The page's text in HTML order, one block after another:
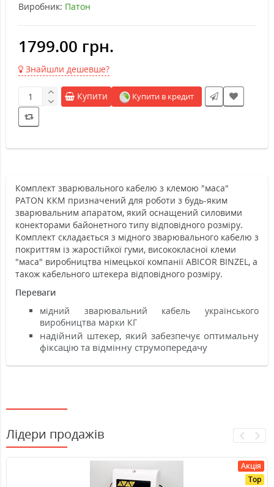
Виробник: Патон
1799.00 грн.
Знайшли дешевше?
Купити Купити в кредит
Комплект зварювального кабелю з клемою "маса"
PATON ККМ призначений для роботи з будь-яким
зварювальним апаратом, який оснащений силовими
конекторами байонетного типу відповідного розміру.
Комплект складається з мідного зварювального кабелю з
покриттям із жаростійкої гуми, висококласної клеми
"маса" виробництва німецької компанії ABICOR BINZEL, а
також кабельного штекера відповідного розміру.
Переваги
мідний зварювальний кабель українського
виробництва марки КГ
надійний штекер, який забезпечує оптимальну
фіксацію та відмінну струмопередачу
Лідери продажів
Акція
Top